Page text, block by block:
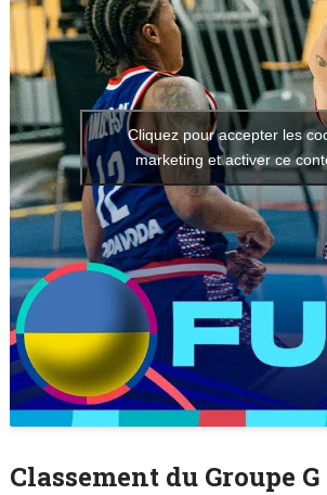
Cliquez pour accepter les
marketing et activer ce
Classement du Groupe G